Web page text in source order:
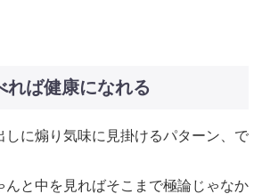
れば健康になれる
しに煽り気味に見掛けるパターン、で
んと中を見ればそこまで極論じゃなか